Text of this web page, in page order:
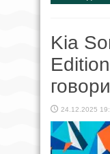
Kia
24.12.2025